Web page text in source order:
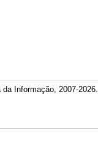
Informação, 2007-2026.